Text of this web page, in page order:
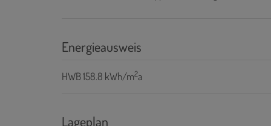
Energieausweis
HWB158.8 kWh/m2a
Lageplan